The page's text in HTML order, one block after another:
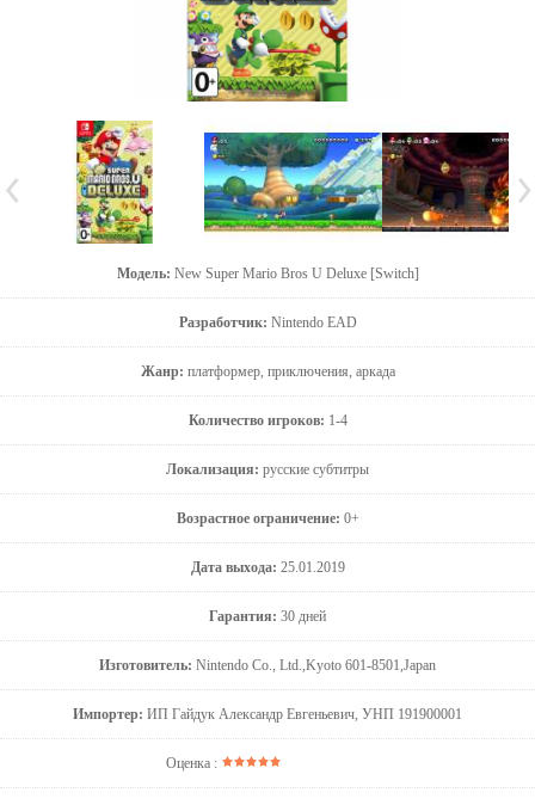
Модель: New Super Mario Bros U Deluxe [Switch]
Разработчик: Nintendo EAD
Жанр: платформер, приключения, аркада
Количество игроков: 1-4
Локализация: русские субтитры
Возрастное ограничение: 0+
Дата выхода: 25.01.2019
Гарантия: 30 дней
Изготовитель: Nintendo Co., Ltd.,Kyoto 601-8501,Japan
Импортер: ИП Гайдук Александр Евгеньевич, УНП 191900001
Оценка :